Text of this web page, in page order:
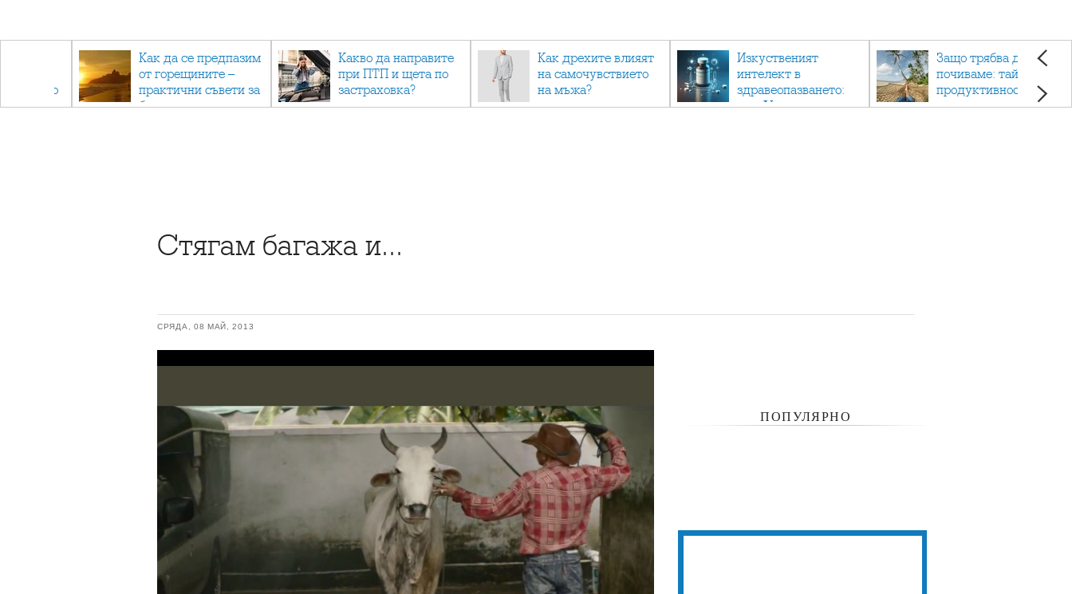
отново
Как да се предпазим
от горещините –
практични съвети за
безопасно лято
Какво да направите
при ПТП и щета по
застраховка?
Как дрехите влияят
на самочувствието
на мъжа?
Изкуственият
интелект в
здравеопазването:
как AI променя
Защо трябва да си
почиваме: тайната на
продуктивността,
здравето и добрия
Стягам багажа и...
СРЯДА, 08 МАЙ, 2013
ПОПУЛЯРНО